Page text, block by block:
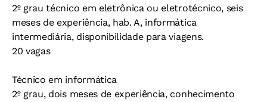
2º grau técnico em eletrônica ou eletrotécnico, seis
meses de experiência, hab. A, informática
intermediária, disponibilidade para viagens.
20 vagas
Técnico em informática
2º grau, dois meses de experiência, conhecimento